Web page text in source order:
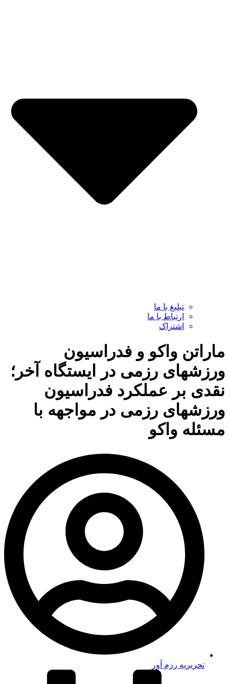
تبلیغ با ما
ارتباط با ما
اشتراک
ماراتن واکو و فدراسیون
ورزشهای رزمی در ایستگاه آخر؛
نقدی بر عملکرد فدراسیون
ورزشهای رزمی در مواجهه با
مسئله واکو
تحریریه رزم آور